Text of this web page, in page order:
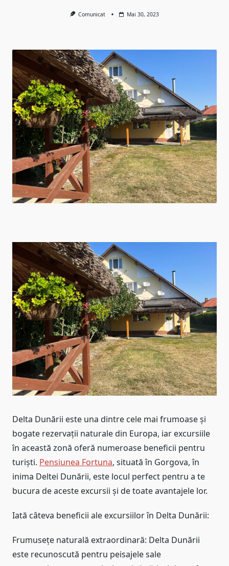
Comunicat Mai 30, 2023
Delta Dunării este una dintre cele mai frumoase și
bogate rezervații naturale din Europa, iar excursiile
în această zonă oferă numeroase beneficii pentru
turiști. Pensiunea Fortuna, situată în Gorgova, în
inima Deltei Dunării, este locul perfect pentru a te
bucura de aceste excursii și de toate avantajele lor.
Iată câteva beneficii ale excursiilor în Delta Dunării:
Frumusețe naturală extraordinară: Delta Dunării
este recunoscută pentru peisajele sale